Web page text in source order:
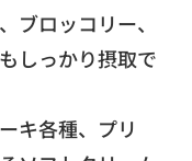
ブロッコリー、
しっかり摂取で
キ各種、プリ